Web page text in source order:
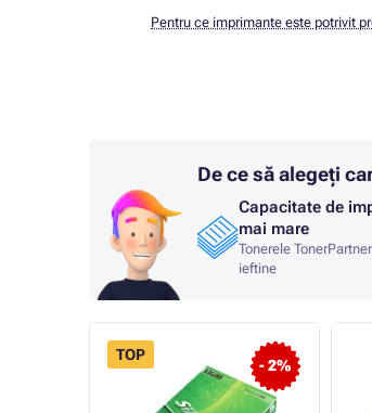
Pentru ce imprimante este potrivit
De ce să alegeți
Capacitate de
mai mare
Tonerele
ieftine
- 2%
TOP